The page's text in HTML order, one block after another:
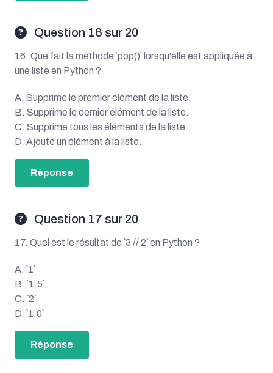
Question 16 sur 20
16. Que fait la méthode `pop()` lorsqu'elle est appliquée à
une liste en Python ?
A. Supprime le premier élément de la liste.
B. Supprime le dernier élément de la liste.
C. Supprime tous les éléments de la liste.
D. Ajoute un élément à la liste.
Réponse
Question 17 sur 20
17. Quel est le résultat de `3 // 2` en Python ?
A. `1`
B. `1.5`
C. `2`
D. `1.0`
Réponse